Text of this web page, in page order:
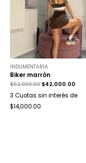
INDUMENTARIA
Biker marrón
$52,900.00 $42,000.00
3 Cuotas sin interés de
$14,000.00